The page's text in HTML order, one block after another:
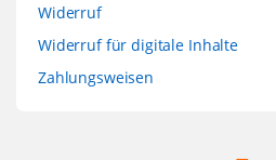
Widerruf
Widerruf für digitale Inhalte
Zahlungsweisen